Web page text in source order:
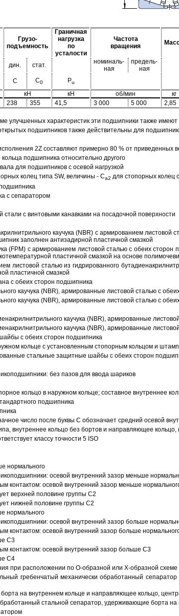
Грузо-
подъемность
Граничная
нагрузка
по
усталости
Частота
вращения
дин. стат.
номиналь-
ная
предель-
ная
C C0 Pu
кН кН об/мин кг
238 355 41,5 3 000 5 000 2,85
улучшенных характеристик эти подшипники также
подшипников также действительны для
2Z составляют примерно 80 % от приведенных
подшипника относительно другого
для подшипников с осевой нагрузкой
колец типа SW, величины - Ca2 для стопорных колец
с сепаратором
стали с винтовыми канавками на посадочной поверхности
каучука (NBR) с армированием
заполнен антизадирной пластичной смазкой
(FPM) с армированием листовой сталью с обеих
пластичной смазкой на основе
листовой сталью из гидрированного
пластичной смазкой
с обеих сторон подшипника
каучука (NBR), армированные листовой сталью с
каучука (NBR), армированные листовой сталью с
каучука (NBR), армированные
каучука (NBR), армированные
с обеих сторон подшипника
кольце с установленным стопорным кольцом и
стальные защитные шайбы с обеих сторон
без пазов для ввода шариков
кольцо в наружном кольце; составное внутреннее
подшипника
число после буквы С обозначает средний осевой
внутреннее кольцо без бортов и направляющее
классу точности 5 ISO
нормального
осевой внутренний зазор меньше
контактом: осевой внутренний зазор меньше
верхней половине группы C2
нижней половине группы C2
нормального
осевой внутренний зазор больше
контактом: осевой внутренний зазор больше
C3
контактом: осевой внутренний зазор больше C3
C4
при расположении по О-образной или Х-образной
гребенчатый механически обработанный
на внутреннем кольце и направляющее кольцо,
стальной сепаратор, удерживающие борта